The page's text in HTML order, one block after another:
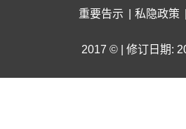
重要告示 私隐政策
2017 © | 修订日期: